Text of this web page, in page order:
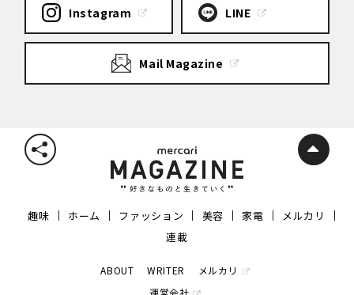
Instagram LINE
Mail Magazine
趣味 ホーム ファッション 美容 家電
メルカリ
連載
ABOUT WRITER
メルカリ